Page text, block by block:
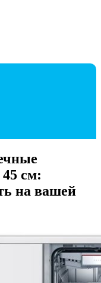
см:
на вашей